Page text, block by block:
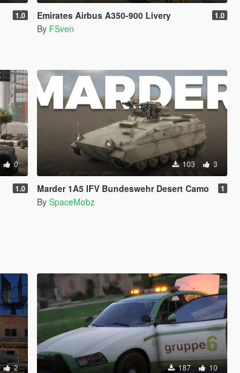
1.0 Emirates Airbus A350-900 Livery 1.0
By FSven
0
1.0
103 3
Marder 1A5 IFV Bundeswehr Desert Camo 1
By SpaceMobz
2 187 10